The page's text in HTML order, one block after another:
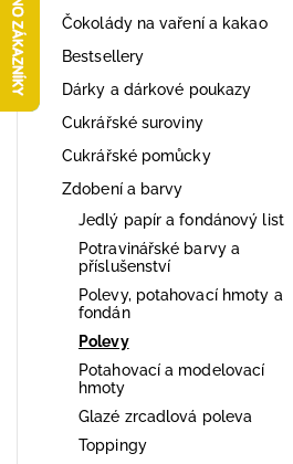
Čokolády na vaření a kakao
Bestsellery
Dárky a dárkové poukazy
Cukrářské suroviny
Cukrářské pomůcky
Zdobení a barvy
Jedlý papír a fondánový list
Potravinářské barvy a
příslušenství
Polevy, potahovací hmoty a
fondán
Polevy
Potahovací a modelovací
hmoty
Glazé zrcadlová poleva
Toppingy